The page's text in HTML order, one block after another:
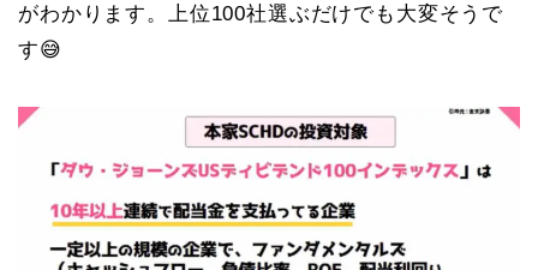
がわかります。上位100社選ぶだけでも大変そうで
す😅